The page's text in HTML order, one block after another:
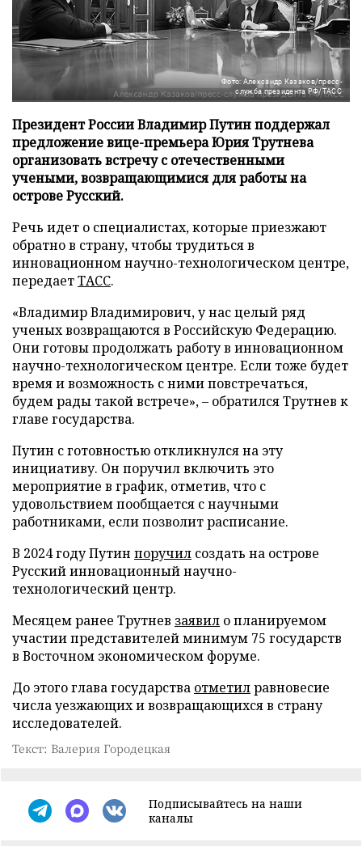
Фото: Александр Казаков/пресс-
служба президента РФ/ТАСС
Президент России Владимир Путин поддержал
предложение вице-премьера Юрия Трутнева
организовать встречу с отечественными
учеными, возвращающимися для работы на
острове Русский.
Речь идет о специалистах, которые приезжают
обратно в страну, чтобы трудиться в
инновационном научно-технологическом центре,
передаетТАСС.
«Владимир Владимирович, у нас целый ряд
ученых возвращаются в Российскую Федерацию.
Они готовы продолжать работу в инновационном
научно-технологическом центре. Если тоже будет
время и возможность с ними повстречаться,
будем рады такой встрече», – обратился Трутнев к
главе государства.
Путин с готовностью откликнулся на эту
инициативу. Он поручил включить это
мероприятие в график, отметив, что с
удовольствием пообщается с научными
работниками, если позволит расписание.
В 2024 году Путин поручил создать на острове
Русский инновационный научно-
технологический центр.
Месяцем ранее Трутнев заявил о планируемом
участии представителей минимум 75 государств
в Восточном экономическом форуме.
До этого глава государства отметилравновесие
числа уезжающих и возвращающихся в страну
исследователей.
Текст: Валерия Городецкая
Подписывайтесь на наши
каналы